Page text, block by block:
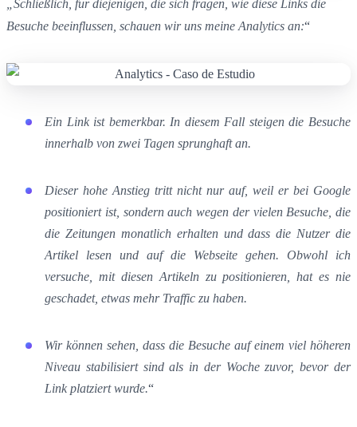
„Schließlich, für diejenigen, die sich fragen, wie diese Links die
Besuche beeinflussen, schauen wir uns meine Analytics an:“
Ein Link ist bemerkbar. In diesem Fall steigen die Besuche
innerhalb von zwei Tagen sprunghaft an.
Dieser hohe Anstieg tritt nicht nur auf, weil er bei Google
positioniert ist, sondern auch wegen der vielen Besuche, die
die Zeitungen monatlich erhalten und dass die Nutzer die
Artikel lesen und auf die Webseite gehen. Obwohl ich
versuche, mit diesen Artikeln zu positionieren, hat es nie
geschadet, etwas mehr Traffic zu haben.
Wir können sehen, dass die Besuche auf einem viel höheren
Niveau stabilisiert sind als in der Woche zuvor, bevor der
Link platziert wurde.“